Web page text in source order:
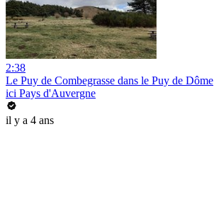
2:38
Le Puy de Combegrasse dans le Puy de Dôme
ici Pays d'Auvergne
il y a 4 ans